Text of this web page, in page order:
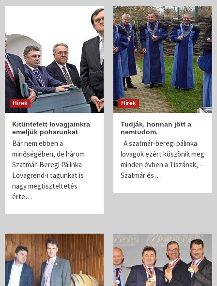
Hírek
Kitüntetett lovagjainkra
emeljük poharunkat
Bár nem ebben a
minőségében, de három
Szatmár-Beregi Pálinka
Lovagrend-i tagunkat is
nagy megtiszteltetés
érte…
Hírek
Tudják, honnan jött a
nemtudom.
A szatmár-beregi pálinka
lovagok ezért köszönik meg
minden évben a Tiszának, –
Szatmár és…